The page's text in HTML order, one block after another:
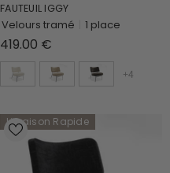
FAUTEUIL IGGY
Velours tramé 1 place
419.00 €
+4
Livraison Rapide